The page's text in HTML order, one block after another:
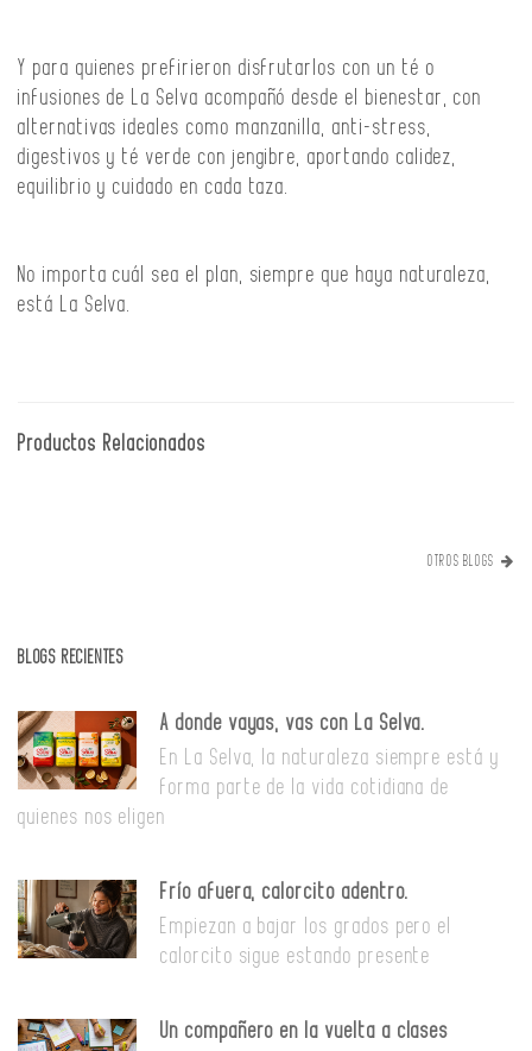
Y para quienes prefirieron disfrutarlos con un té o
infusiones de La Selva acompañó desde el bienestar, con
alternativas ideales como manzanilla, anti-stress,
digestivos y té verde con jengibre, aportando calidez,
equilibrio y cuidado en cada taza.
No importa cuál sea el plan, siempre que haya naturaleza,
está La Selva.
Productos Relacionados
OTROS BLOGS
BLOGS RECIENTES
A donde vayas, vas con La Selva.
En La Selva, la naturaleza siempre está y
forma parte de la vida cotidiana de
quienes nos eligen
Frío afuera, calorcito adentro.
Empiezan a bajar los grados pero el
calorcito sigue estando presente
Un compañero en la vuelta a clases